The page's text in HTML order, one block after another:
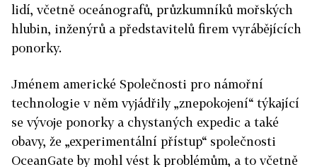
lidí, včetně oceánografů, průzkumníků mořských
hlubin, inženýrů a představitelů firem vyrábějících
ponorky.
Jménem americké Společnosti pro námořní
technologie v něm vyjádřily „znepokojení“ týkající
se vývoje ponorky a chystaných expedic a také
obavy, že „experimentální přístup“ společnosti
OceanGate by mohl vést k problémům, a to včetně